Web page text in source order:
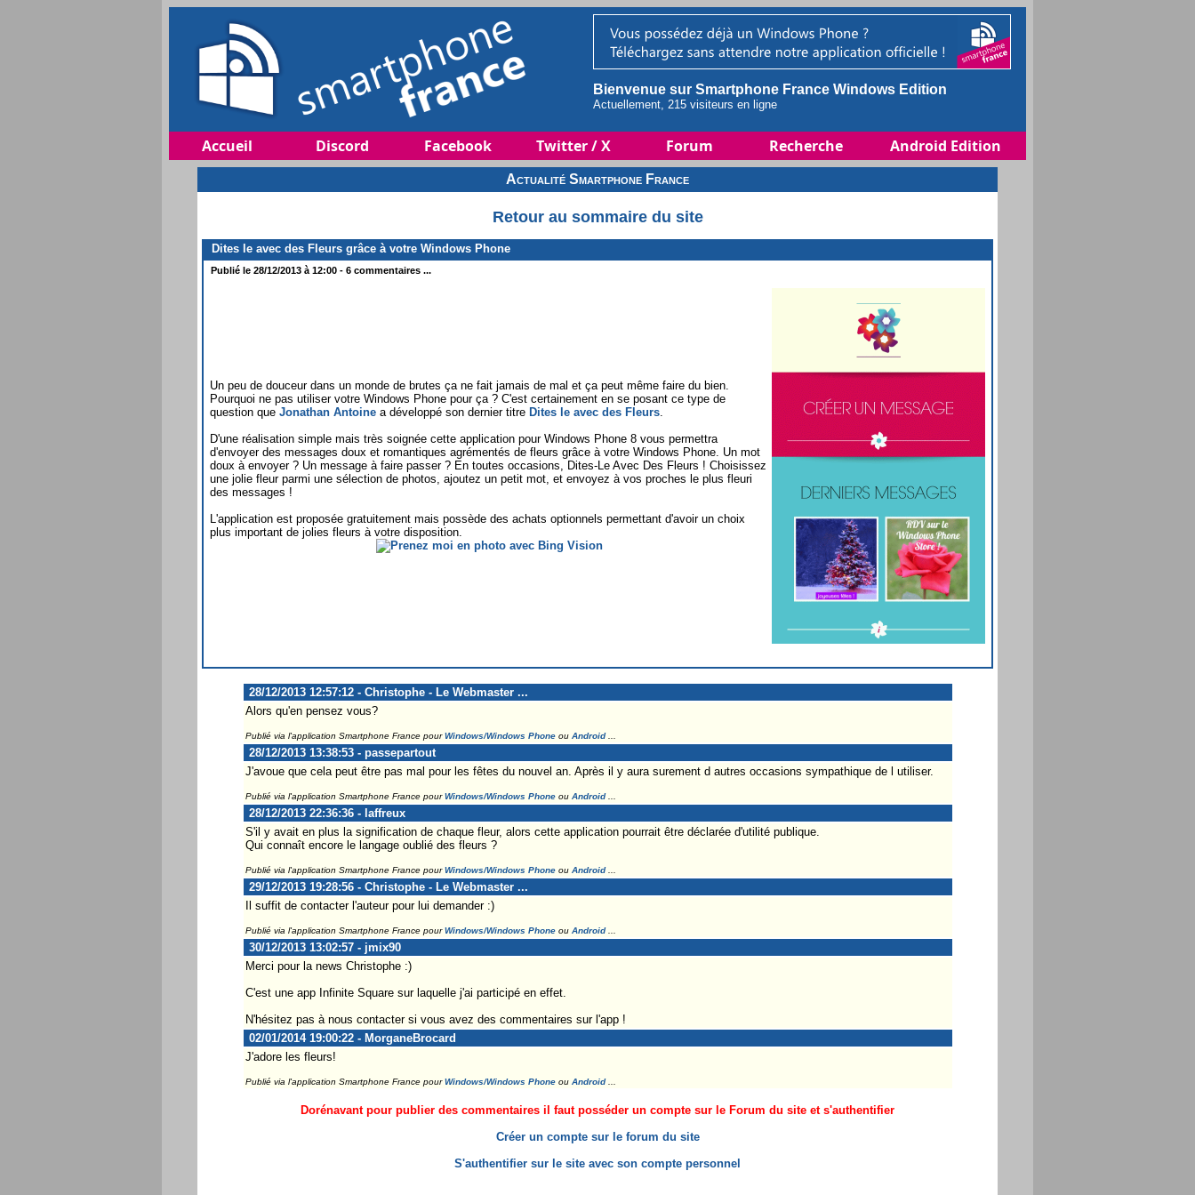
Bienvenue sur Smartphone France Windows Edition
Actuellement, 215 visiteurs en ligne
Accueil Discord Facebook Twitter / X Forum Recherche Android Edition
Actualité Smartphone France
Retour au sommaire du site
Dites le avec des Fleurs grâce à votre Windows Phone
Publié le 28/12/2013 à 12:00 - 6 commentaires ...
Un peu de douceur dans un monde de brutes ça ne fait jamais de mal et ça peut même faire du bien.
Pourquoi ne pas utiliser votre Windows Phone pour ça ? C'est certainement en se posant ce type de
question que Jonathan Antoine a développé son dernier titre Dites le avec des Fleurs
D'une réalisation simple mais très soignée cette application pour Windows Phone 8 vous permettra
d'envoyer des messages doux et romantiques agrémentés de fleurs grâce à votre Windows Phone. Un mot
doux à envoyer ? Un message à faire passer ? En toutes occasions, Dites-Le Avec Des Fleurs ! Choisissez
une jolie fleur parmi une sélection de photos, ajoutez un petit mot, et envoyez à vos proches le plus fleuri
des messages !
L'application est proposée gratuitement mais possède des achats optionnels permettant d'avoir un choix
plus important de jolies fleurs à votre disposition.
28/12/2013 12:57:12 - Christophe - Le Webmaster ...
Alors qu'en pensez vous?
Publié via l'application Smartphone France pourWindows/Windows Phoneou Android...
28/12/2013 13:38:53 - passepartout
J'avoue que cela peut être pas mal pour les fêtes du nouvel an. Après il y aura surement d autres occasions sympathique de l utiliser.
Publié via l'application Smartphone France pourWindows/Windows Phoneou Android...
28/12/2013 22:36:36 - laffreux
S'il y avait en plus la signification de chaque fleur, alors cette application pourrait être déclarée d'utilité publique.
Qui connaît encore le langage oublié des fleurs ?
Publié via l'application Smartphone France pourWindows/Windows Phoneou Android...
29/12/2013 19:28:56 - Christophe - Le Webmaster ...
Il suffit de contacter l'auteur pour lui demander :)
Publié via l'application Smartphone France pourWindows/Windows Phoneou Android...
30/12/2013 13:02:57 - jmix90
Merci pour la news Christophe :)
C'est une app Infinite Square sur laquelle j'ai participé en effet.
N'hésitez pas à nous contacter si vous avez des commentaires sur l'app !
02/01/2014 19:00:22 - MorganeBrocard
J'adore les fleurs!
Publié via l'application Smartphone France pourWindows/Windows Phoneou Android...
Dorénavant pour publier des commentaires il faut posséder un compte sur le Forum du site et s'authentifier
Créer un compte sur le forum du site
S'authentifier sur le site avec son compte personnel